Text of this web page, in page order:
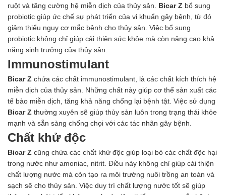
ruột và tăng cường hệ miễn dịch của thủy sản. Bicar Z bổ sung
probiotic giúp ức chế sự phát triển của vi khuẩn gây bệnh, từ đó
giảm thiểu nguy cơ mắc bệnh cho thủy sản. Việc bổ sung
probiotic không chỉ giúp cải thiện sức khỏe mà còn nâng cao khả
năng sinh trưởng của thủy sản.
Immunostimulant
Bicar Z chứa các chất immunostimulant, là các chất kích thích hệ
miễn dịch của thủy sản. Những chất này giúp cơ thể sản xuất các
tế bào miễn dịch, tăng khả năng chống lại bệnh tật. Việc sử dụng
Bicar Z thường xuyên sẽ giúp thủy sản luôn trong trạng thái khỏe
mạnh và sẵn sàng chống chọi với các tác nhân gây bệnh.
Chất khử độc
Bicar Z cũng chứa các chất khử độc giúp loại bỏ các chất độc hại
trong nước như amoniac, nitrit. Điều này không chỉ giúp cải thiện
chất lượng nước mà còn tạo ra môi trường nuôi trồng an toàn và
sạch sẽ cho thủy sản. Việc duy trì chất lượng nước tốt sẽ giúp